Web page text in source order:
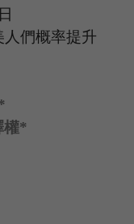
日
人們概率提升
權*